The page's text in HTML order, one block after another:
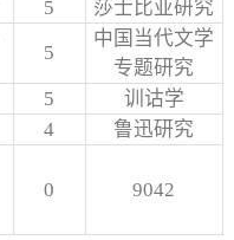
5
莎士比亚研究
5
中国当代文学
专题研究
5
训诂学
4 鲁迅研究
0 9042